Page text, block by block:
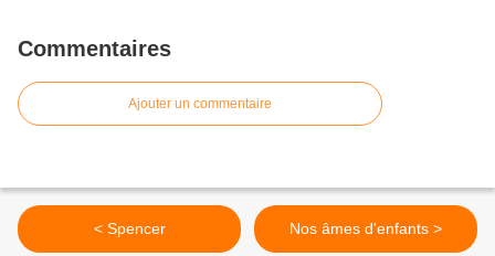
Commentaires
Ajouter un commentaire
< Spencer Nos âmes d'enfants >